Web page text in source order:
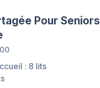
Pour Seniors
: 8 lits